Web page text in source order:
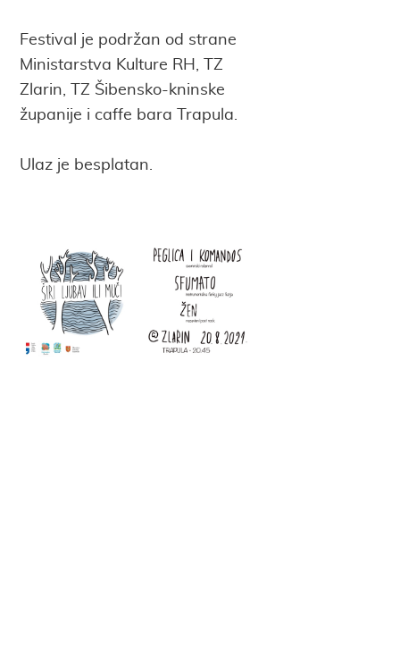
Festival je podržan od strane
Ministarstva Kulture RH, TZ
Zlarin, TZ Šibensko-kninske
županije i caffe bara Trapula.
Ulaz je besplatan.